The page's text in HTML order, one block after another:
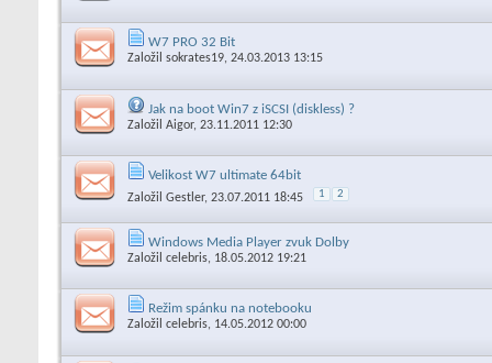
W7 PRO 32 Bit
Založil sokrates19, 24.03.2013 13:15
Jak na boot Win7 z iSCSI (diskless) ?
Založil Aigor, 23.11.2011 12:30
Velikost W7 ultimate 64bit
Založil Gestler, 23.07.2011 18:45 1 2
Windows Media Player zvuk Dolby
Založil celebris, 18.05.2012 19:21
Režim spánku na notebooku
Založil celebris, 14.05.2012 00:00